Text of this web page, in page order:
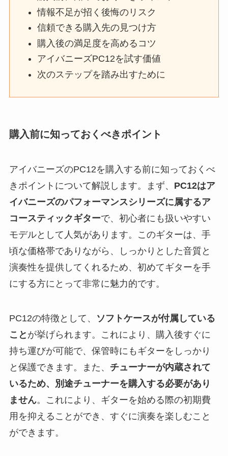
情報不足が招く後悔のリスク
信頼できる購入先の見つけ方
購入後の満足度を高めるコツ
アイバニーズPC12を試す価値
次のステップを踏み出すために
購入前に知っておくべきポイント
アイバニーズのPC12を購入する前に知っておくべ
きポイントについて解説します。まず、 PC12はア
イバニーズのパフォーマンスシリーズに属するア
コースティックギターで、初心者にも扱いやすい
モデルとして人気があります。このギターは、手
頃な価格帯でありながら、しっかりとした音質と
演奏性を提供してくれるため、初めてギターを手
にする方にとって非常に魅力的です。
PC12の特徴として、
ソフトケースが付属している
こと が挙げられます。これにより、購入後すぐに
持ち運びが可能で、保管時にもギターをしっかり
と保護できます。また、 チューナーが内蔵されて
いるため、別途チューナーを購入する必要があり
ません。これにより、ギターを始める際の初期費
用を抑えることができ、すぐに演奏を楽しむこと
ができます。